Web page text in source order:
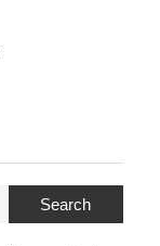
Search